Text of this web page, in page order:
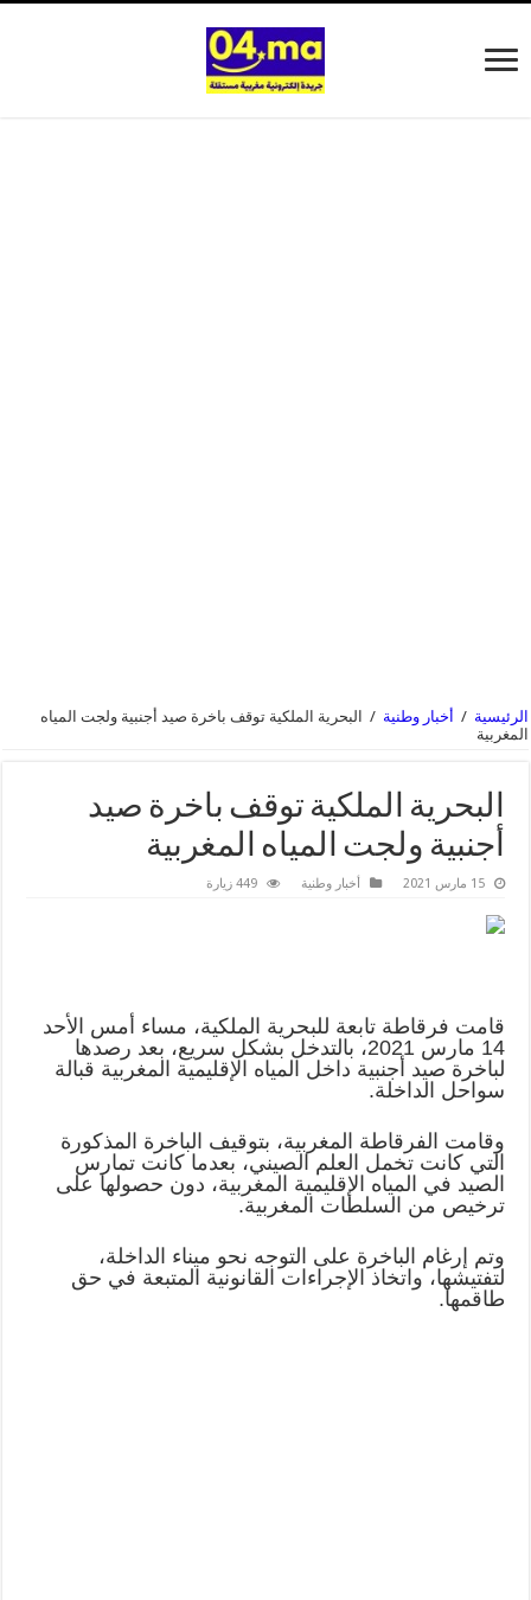
الرئيسية / أخبار وطنية /
البحرية الملكية توقف باخرة صيد أجنبية ولجت المياه
المغربية
البحرية الملكية توقف باخرة صيد
أجنبية ولجت المياه المغربية
15 مارس 2021 أخبار وطنية 449 زيارة
قامت فرقاطة تابعة للبحرية الملكية، مساء أمس الأحد
14 مارس 2021، بالتدخل بشكل سريع، بعد رصدها
لباخرة صيد أجنبية داخل المياه الإقليمية المغربية قبالة
سواحل الداخلة.
وقامت الفرقاطة المغربية، بتوقيف الباخرة المذكورة
التي كانت تخمل العلم الصيني، بعدما كانت تمارس
الصيد في المياه الإقليمية المغربية، دون حصولها على
ترخيص من السلطات المغربية.
وتم إرغام الباخرة على التوجه نحو ميناء الداخلة،
لتفتيشها، واتخاذ الإجراءات القانونية المتبعة في حق
طاقمها.